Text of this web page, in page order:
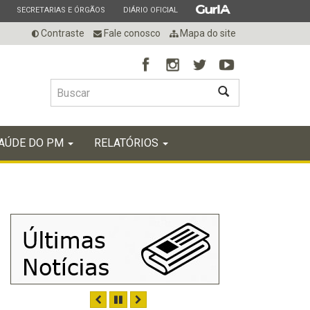
ESTADO
SECRETARIAS E ÓRGÃOS ESTADO
DIÁRIO OFICIAL ESTADO
Contraste Fale conosco Mapa do site
BUSCAR
DO PM RELATÓRIOS
ANTERIOR
PAUSAR